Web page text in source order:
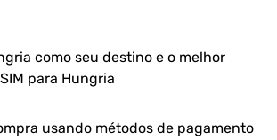
como seu destino e o melhor
para Hungria
usando métodos de pagamento